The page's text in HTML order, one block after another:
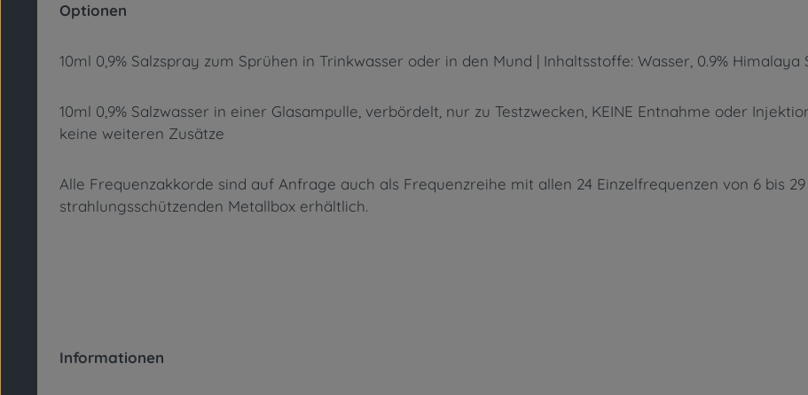
Optionen
10ml 0,9% Salzspray zum Sprühen in Trinkwasser oder in den Mund | Inhaltsstoffe: Wasser, 0.9%
10ml 0,9% Salzwasser in einer Glasampulle, verbördelt, nur zu Testzwecken, KEINE Entnahme oder
keine weiteren Zusätze
Alle Frequenzakkorde sind auf Anfrage auch als Frequenzreihe mit allen 24 Einzelfrequenzen von 6 bis
strahlungsschützenden Metallbox erhältlich.
Informationen